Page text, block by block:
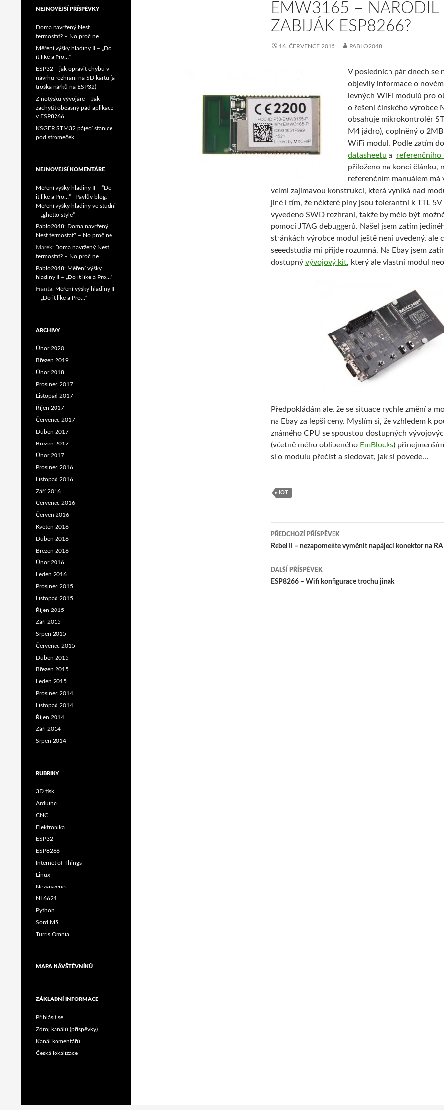
EMW3165 – NARODIL
ZABIJÁK ESP8266?
16. ČERVENCE 2015 PABLO2048
V posledních pár dnech se
objevily informace o
levných WiFi modulů pro
o řešení čínského výrobce
obsahuje mikrokontrolér
M4 jádro), doplněný o 2MB
WiFi modul. Podle zatím
datasheetu a referenčního
přiloženo na konci článku,
referenčním manuálem má
velmi zajímavou konstrukci, která vyniká nad
jiné i tím, že některé piny jsou tolerantní k TTL 5V
vyvedeno SWD rozhraní, takže by mělo být
pomocí JTAG debuggerů. Našel jsem zatím
stránkách výrobce modul ještě není uvedený, ale
seeedstudia mi přijde rozumná. Na Ebay jsem
dostupný vývojový kit, který ale vlastní modul
Předpokládám ale, že se situace rychle změní a
na Ebay za lepší ceny. Myslím si, že vzhledem k
známého CPU se spoustou dostupných
(včetně mého oblíbeného EmBlocks)
si o modulu přečíst a sledovat, jak si povede…
IOT
Navigace
pro
příspěvky
PŘEDCHOZÍ PŘÍSPĚVEK
Rebel II – nezapomeňte vyměnit napájecí konektor na
DALŠÍ PŘÍSPĚVEK
ESP8266 – Wifi konfigurace trochu jinak
NEJNOVĚJŠÍ PŘÍSPĚVKY
Doma navržený Nest
termostat? – No proč ne
Měření výšky hladiny II – „Do
it like a Pro…“
ESP32 – jak opravit chybu v
návrhu rozhraní na SD kartu (a
troška nářků na ESP32)
Z notýsku vývojáře – Jak
zachytit občasný pád aplikace
v ESP8266
KSGER STM32 pájecí stanice
pod stromeček
NEJNOVĚJŠÍ KOMENTÁŘE
Měření výšky hladiny II – “Do
it like a Pro…” | Pavlův blog:
Měření výšky hladiny ve studni
– „ghetto style“
Pablo2048: Doma navržený
Nest termostat? – No proč ne
Marek: Doma navržený Nest
termostat? – No proč ne
Pablo2048: Měření výšky
hladiny II – „Do it like a Pro…“
Franta: Měření výšky hladiny II
– „Do it like a Pro…“
ARCHIVY
Únor 2020
Březen 2019
Únor 2018
Prosinec 2017
Listopad 2017
Říjen 2017
Červenec 2017
Duben 2017
Březen 2017
Únor 2017
Prosinec 2016
Listopad 2016
Září 2016
Červenec 2016
Červen 2016
Květen 2016
Duben 2016
Březen 2016
Únor 2016
Leden 2016
Prosinec 2015
Listopad 2015
Říjen 2015
Září 2015
Srpen 2015
Červenec 2015
Duben 2015
Březen 2015
Leden 2015
Prosinec 2014
Listopad 2014
Říjen 2014
Září 2014
Srpen 2014
RUBRIKY
3D tisk
Arduino
CNC
Elektronika
ESP32
ESP8266
Internet of Things
Linux
Nezařazeno
NL6621
Python
Sord M5
Turris Omnia
MAPA NÁVŠTĚVNÍKŮ
ZÁKLADNÍ INFORMACE
Přihlásit se
Zdroj kanálů (příspěvky)
Kanál komentářů
Česká lokalizace